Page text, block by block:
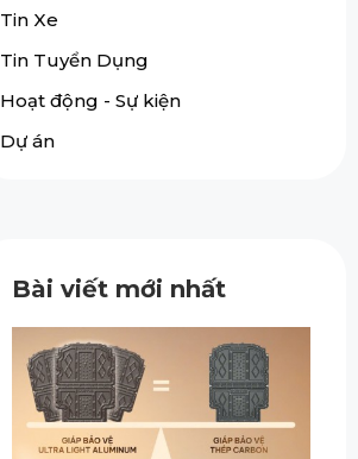
Tin Xe
Tin Tuyển Dụng
Hoạt động - Sự kiện
Dự án
Bài viết mới nhất